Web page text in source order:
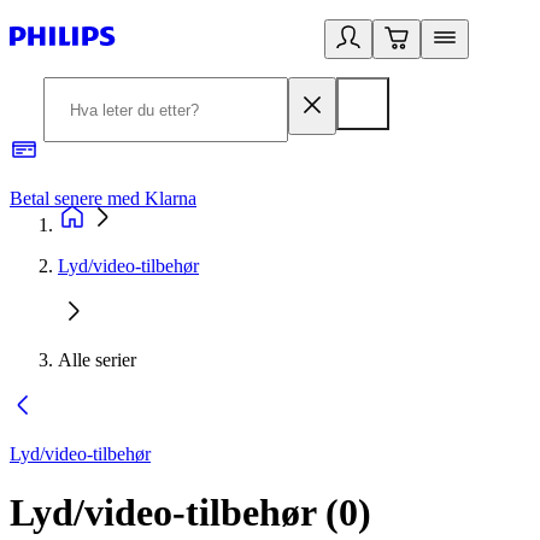
Betal senere med Klarna
Lyd/video-tilbehør
Alle serier
Lyd/video-tilbehør
Lyd/video-tilbehør(0)